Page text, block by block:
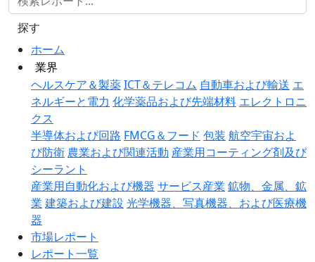
ホーム
業界
ヘルスケア＆製薬ICT＆テレコム 自動車および輸送 エ
ネルギーと電力 化学薬品および先端材料 エレクトロニ
クス
半導体および回路 FMCG＆フード 包装 航空宇宙およ
び防衛 農業および関連活動 産業用コーティング剤及び
シーラント
産業用自動化および機器 サービス産業 鉱物、金属、鉱
業 建築および建設 光学機器、写真機器、および医療機
器
市場レポート
レポート一覧
探す